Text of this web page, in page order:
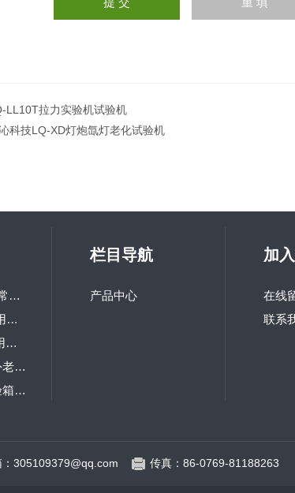
LL10T拉力实验机试验机
科技LQ-XD灯炮氙灯老化试验机
LQ-GD-100研究所常用高低温交变试验箱
LQ-TH-800高校热用可程式恒温恒湿箱
LQ-TS-216研究院用冲击试验机
LQ-UV1-S台式紫外老化试验箱
LQ-IP箱式防尘试验箱 砂尘试验箱
栏目导航
产品中心
加
在线
联系
：305109379@qq.com 传真：86-0769-81188263